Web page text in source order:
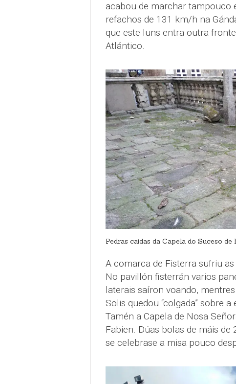
acabou de marchar tampouco
refachos de 131 km/h na
que este luns entra outra
Atlántico.
Pedras caidas da Capela do Suceso de
A comarca de Fisterra sufriu
No pavillón fisterrán varios
laterais saíron voando,
Solis quedou “colgada” sobre
Tamén a Capela de Nosa
Fabien. Dúas bolas de máis
se celebrase a misa pouco